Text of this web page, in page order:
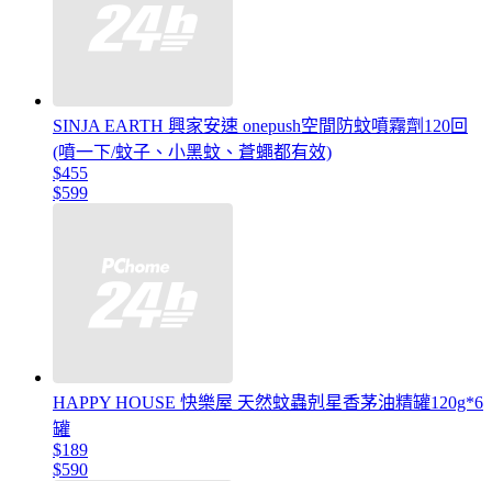
SINJA EARTH 興家安速 onepush空間防蚊噴霧劑120回
(噴一下/蚊子、小黑蚊、蒼蠅都有效)
$455
$599
HAPPY HOUSE 快樂屋 天然蚊蟲剋星香茅油精罐120g*6
罐
$189
$590